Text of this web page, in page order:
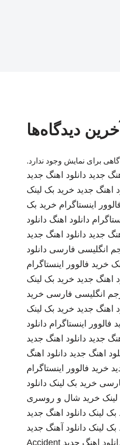
آخرین دیدگاه‌ها
برای نمایش وجود ندارد.
جدید دانلود اهنگ جدید
اهنگ جدید خرید بک لینک
اینستاگرام خرید بک
دانلود اهنگ دانلود
جدید دانلود اهنگ جدید
انگلیسی فارسی دانلود
خرید فالوور اینستاگرام
اهنگ جدید خرید بک لینک
انگلیسی فارسی خرید
اهنگ جدید خرید بک لینک
فالوور اینستاگرام دانلود
جدید دانلود اهنگ جدید
اهنگ جدید دانلود اهنگ
خرید فالوور اینستاگرام
خرید بک لینک دانلود
خرید شال و روسری
بک لینک دانلود اهنگ جدید
بک لینک دانلود آهنگ جدید
اهنگ جدید Accident